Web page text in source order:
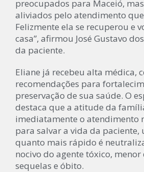
preocupados para Maceió,
aliviados pelo atendimento
Felizmente ela se recuperou e
casa”, afirmou José Gustavo
da paciente.
Eliane já recebeu alta médica,
recomendações para
preservação de sua saúde. O
destaca que a atitude da
imediatamente o atendimento
para salvar a vida da paciente,
quanto mais rápido é
nocivo do agente tóxico, menor
sequelas e óbito.